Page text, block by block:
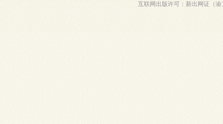
互联网出版许可：新出网证（